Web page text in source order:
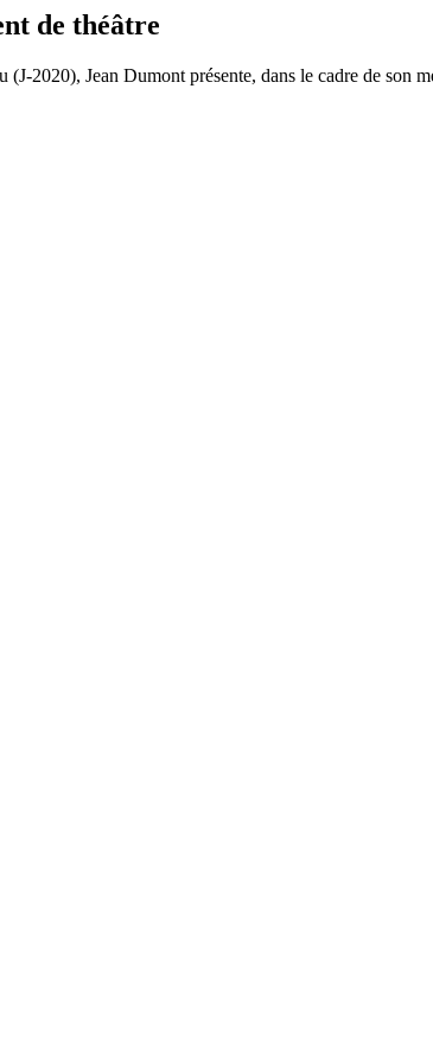
de théâtre
2020), Jean Dumont présente, dans le cadre de son